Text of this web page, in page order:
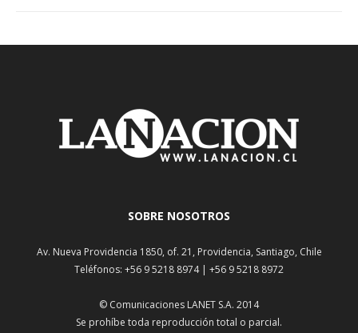
SOBRE NOSOTROS
Av. Nueva Providencia 1850, of. 21, Providencia, Santiago, Chile
Teléfonos: +56 9 5218 8974 | +56 9 5218 8972
© Comunicaciones LANET S.A. 2014
Se prohíbe toda reproducción total o parcial.